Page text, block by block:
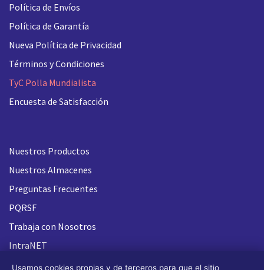
Política de Envíos
Política de Garantía
Nueva Política de Privacidad
Términos y Condiciones
TyC Polla Mundialista
Encuesta de Satisfacción
Nuestros Productos
Nuestros Almacenes
Preguntas Frecuentes
PQRSF
Trabaja con Nosotros
IntraNET
Usamos cookies propias y de terceros para que el sitio